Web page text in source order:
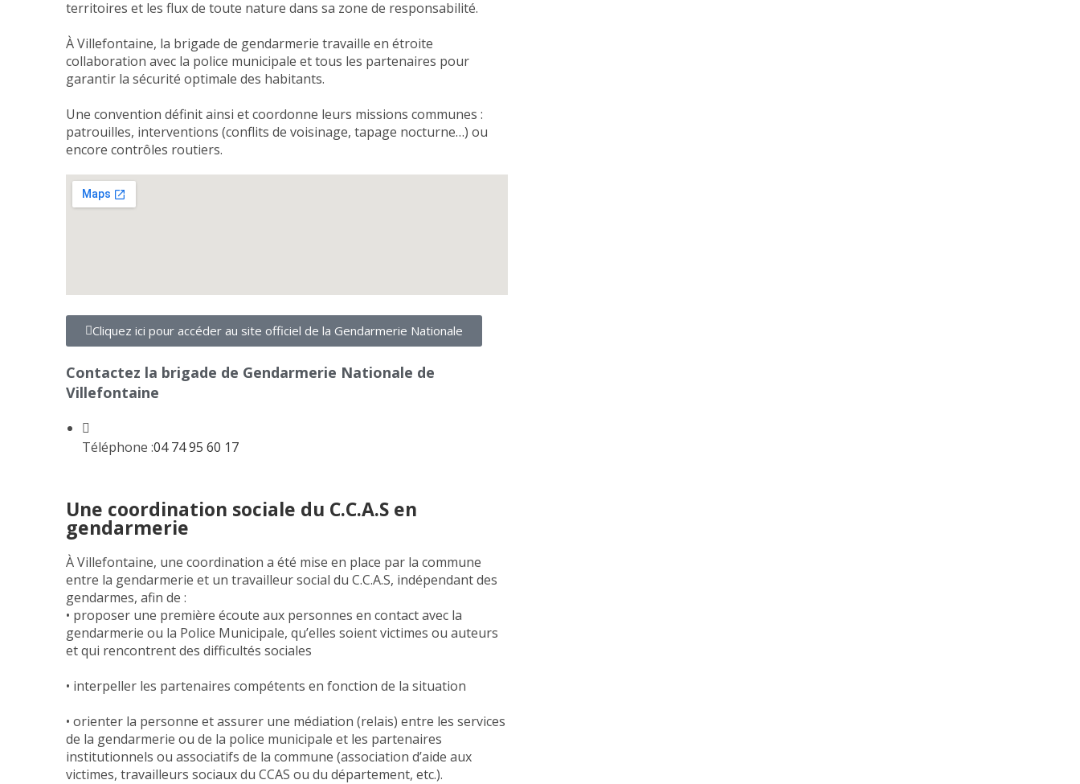
territoires et les flux de toute nature dans sa zone de responsabilité.
À Villefontaine, la brigade de gendarmerie travaille en étroite
collaboration avec la police municipale et tous les partenaires pour
garantir la sécurité optimale des habitants.
Une convention définit ainsi et coordonne leurs missions communes :
patrouilles, interventions (conflits de voisinage, tapage nocturne…) ou
encore contrôles routiers.
Cliquez ici pour accéder au site officiel de la Gendarmerie Nationale
Contactez la brigade de Gendarmerie Nationale de
Villefontaine
Téléphone :04 74 95 60 17
Une coordination sociale du C.C.A.S en
gendarmerie
À Villefontaine, une coordination a été mise en place par la commune
entre la gendarmerie et un travailleur social du C.C.A.S, indépendant des
gendarmes, afin de :
• proposer une première écoute aux personnes en contact avec la
gendarmerie ou la Police Municipale, qu’elles soient victimes ou auteurs
et qui rencontrent des difficultés sociales
• interpeller les partenaires compétents en fonction de la situation
• orienter la personne et assurer une médiation (relais) entre les services
de la gendarmerie ou de la police municipale et les partenaires
institutionnels ou associatifs de la commune (association d’aide aux
victimes, travailleurs sociaux du CCAS ou du département, etc.).